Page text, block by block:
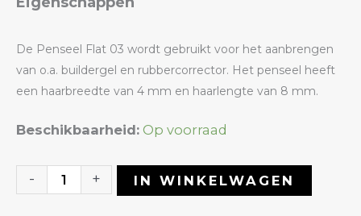
De Penseel Flat 03 wordt gebruikt voor het aanbrengen
van o.a. buildergel en rubbercorrector. Het penseel heeft
een haarbreedte van 4 mm en haarlengte van 8 mm.
Beschikbaarheid: Op voorraad
-
Penseel
03
+ IN WINKELWAGEN